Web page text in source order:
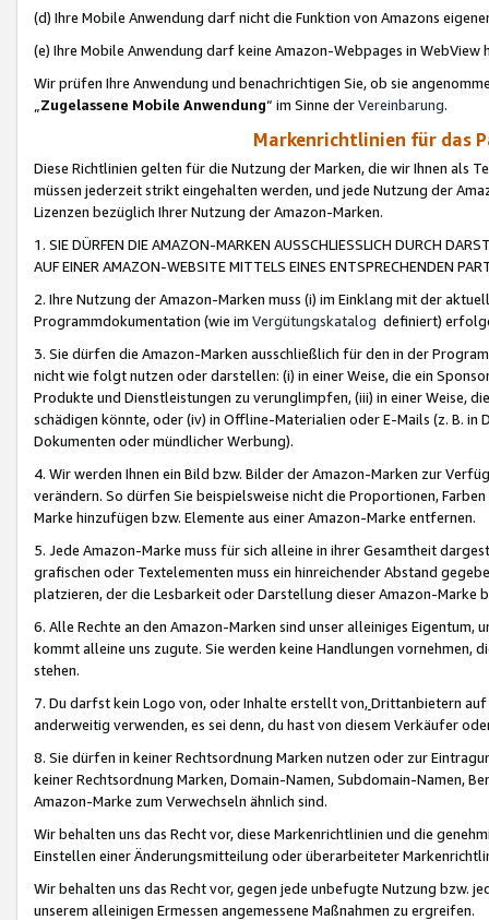
(d) Ihre Mobile Anwendung darf nicht die Funktion von Amazons
(e) Ihre Mobile Anwendung darf keine Amazon-Webpages in WebView
Wir prüfen Ihre Anwendung und benachrichtigen Sie, ob sie
„Zugelassene Mobile Anwendung“ im Sinne derVereinbarung.
Markenrichtlinien für das
Diese Richtlinien gelten für die Nutzung der Marken, die wir Ihnen als
müssen jederzeit strikt eingehalten werden, und jede Nutzung der
Lizenzen bezüglich Ihrer Nutzung der Amazon-Marken.
1. SIE DÜRFEN DIE AMAZON-MARKEN AUSSCHLIESSLICH DURCH
AUF EINER AMAZON-WEBSITE MITTELS EINES ENTSPRECHENDEN
2. Ihre Nutzung der Amazon-Marken muss (i) im Einklang mit der
Programmdokumentation (wie im Vergütungskatalog definiert)
3. Sie dürfen die Amazon-Marken ausschließlich für den in der
nicht wie folgt nutzen oder darstellen: (i) in einer Weise, die ein
Produkte und Dienstleistungen zu verunglimpfen, (iii) in einer Weise,
schädigen könnte, oder (iv) in Offline-Materialien oder E-Mails (z. B. in
Dokumenten oder mündlicher Werbung).
4. Wir werden Ihnen ein Bild bzw. Bilder der Amazon-Marken zur
verändern. So dürfen Sie beispielsweise nicht die Proportionen,
Marke hinzufügen bzw. Elemente aus einer Amazon-Marke entfernen.
5. Jede Amazon-Marke muss für sich alleine in ihrer Gesamtheit
grafischen oder Textelementen muss ein hinreichender Abstand
platzieren, der die Lesbarkeit oder Darstellung dieser Amazon-Marke
6. Alle Rechte an den Amazon-Marken sind unser alleiniges
kommt alleine uns zugute. Sie werden keine Handlungen vornehmen,
stehen.
7. Du darfst kein Logo von, oder Inhalte erstellt von,Drittanbietern auf
anderweitig verwenden, es sei denn, du hast von diesem Verkäufer
8. Sie dürfen in keiner Rechtsordnung Marken nutzen oder zur
keiner Rechtsordnung Marken, Domain-Namen, Subdomain-Namen,
Amazon-Marke zum Verwechseln ähnlich sind.
Wir behalten uns das Recht vor, diese Markenrichtlinien und die
Einstellen einer Änderungsmitteilung oder überarbeiteter
Wir behalten uns das Recht vor, gegen jede unbefugte Nutzung bzw.
unserem alleinigen Ermessen angemessene Maßnahmen zu ergreifen.